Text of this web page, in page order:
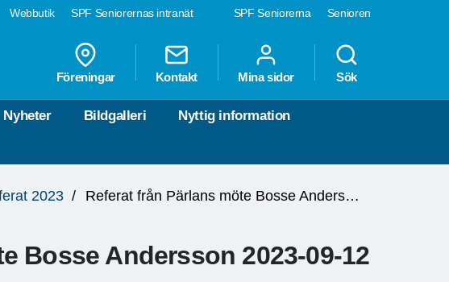
SPF Seniorerna Senioren
Webbutik SPF Seniorernas intranät
Föreningar Kontakt Mina sidor Sök
Nyheter Bildgalleri Nyttig information
2023 Referat från Pärlans möte Bosse Andersson 2023-09-12
Bosse Andersson 2023-09-12